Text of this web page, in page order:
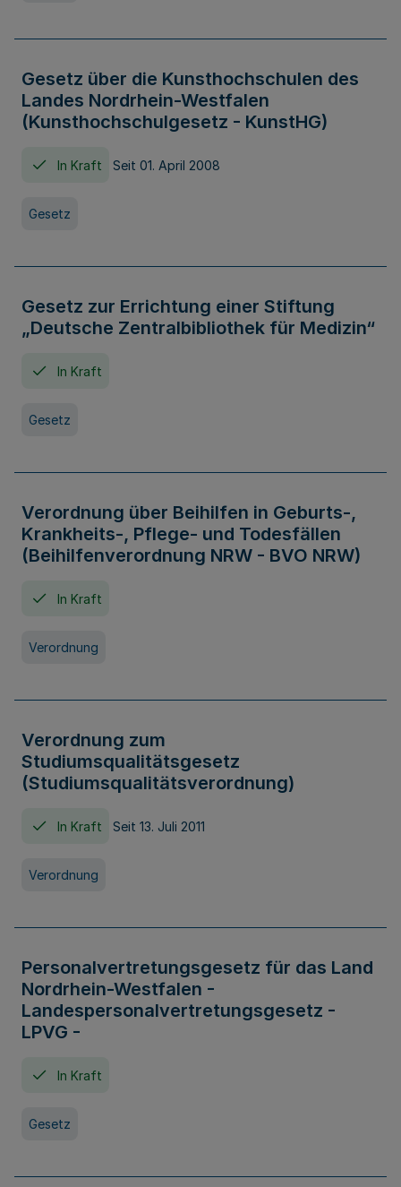
Gesetz über die Kunsthochschulen des
Landes Nordrhein-Westfalen
(Kunsthochschulgesetz - KunstHG)
In Kraft Seit 01. April 2008
Gesetz
Gesetz zur Errichtung einer Stiftung
„Deutsche Zentralbibliothek für Medizin“
In Kraft
Gesetz
Verordnung über Beihilfen in Geburts-,
Krankheits-, Pflege- und Todesfällen
(Beihilfenverordnung NRW - BVO NRW)
In Kraft
Verordnung
Verordnung zum
Studiumsqualitätsgesetz
(Studiumsqualitätsverordnung)
In Kraft Seit 13. Juli 2011
Verordnung
Personalvertretungsgesetz für das Land
Nordrhein-Westfalen -
Landespersonalvertretungsgesetz -
LPVG -
In Kraft
Gesetz